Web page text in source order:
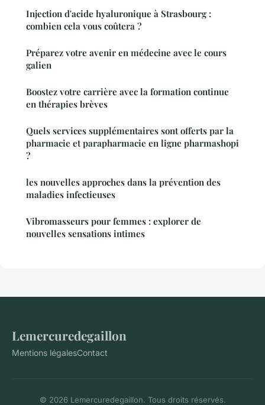
Injection d'acide hyaluronique à Strasbourg :
combien cela vous coûtera ?
Préparez votre avenir en médecine avec le cours
galien
Boostez votre carrière avec la formation continue
en thérapies brèves
Quels services supplémentaires sont offerts par la
pharmacie et parapharmacie en ligne pharmashopi
?
les nouvelles approches dans la prévention des
maladies infectieuses
Vibromasseurs pour femmes : explorer de
nouvelles sensations intimes
Lemercuredegaillon
Mentions légalesContact
© 2026 Lemercuredegaillon. Tous droits réservés.